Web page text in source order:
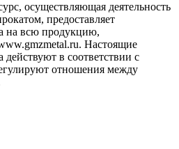
осуществляющая деятельность
предоставляет
на всю продукцию,
Настоящие
действуют в соответствии с
отношения между